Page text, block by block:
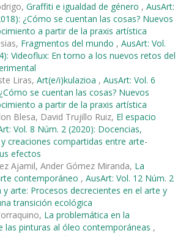
Graffiti e igualdad de género , AusArt:
¿Cómo se cuentan las cosas? Nuevos
a partir de la praxis artística
Fragmentos del mundo , AusArt: Vol.
Videoflux: En torno a los nuevos retos del
Liras, Art(e/i)kulazioa , AusArt: Vol. 6
se cuentan las cosas? Nuevos
a partir de la praxis artística
Blesa, David Trujillo Ruiz, El espacio
Vol. 8 Núm. 2 (2020): Docencias,
creaciones compartidas entre arte-
efectos
Ajamil, Ander Gómez Miranda, La
contemporáneo , AusArt: Vol. 12 Núm. 2
y arte: Procesos decrecientes en el arte y
transición ecológica
La problemática en la
las pinturas al óleo contemporáneas ,